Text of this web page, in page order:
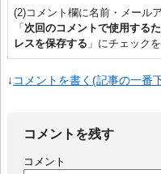
(2)コメント欄に名前・メール
「 次回のコメントで使用する
レスを保存する 」にチェック
↓ コメントを書く(記事の一番
コメントを残す
コメント